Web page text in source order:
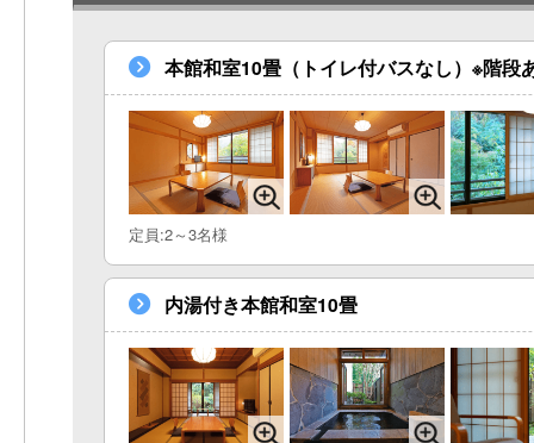
本館和室10畳（トイレ付バスなし）※階段
定員:2～3名様
内湯付き本館和室10畳